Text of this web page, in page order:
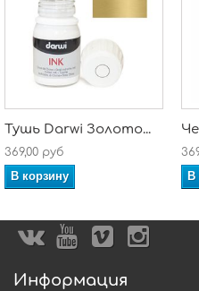
Тушь Darwi Золото...
369,00 руб
В корзину В
Информация